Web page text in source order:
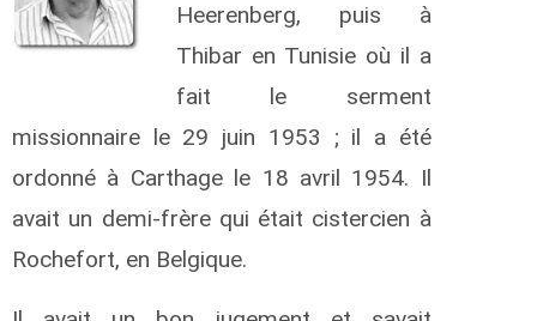
Heerenberg, puis à
Thibar en Tunisie où il a
fait le serment
missionnaire le 29 juin 1953 ; il a été
ordonné à Carthage le 18 avril 1954. Il
avait un demi-frère qui était cistercien à
Rochefort, en Belgique.